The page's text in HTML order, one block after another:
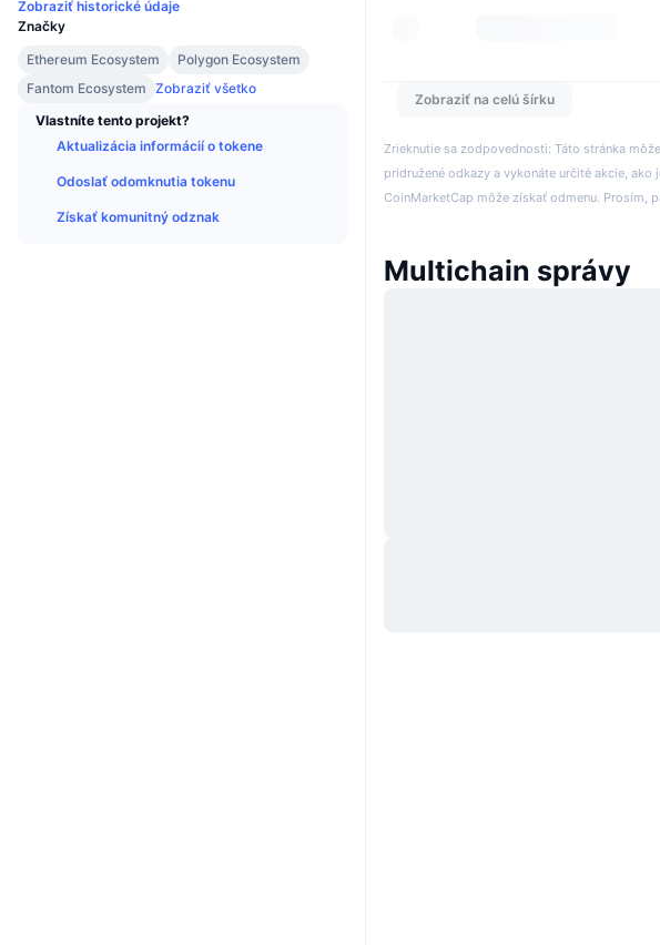
Zobraziť historické údaje
Značky
Ethereum Ecosystem
Polygon Ecosystem
Fantom Ecosystem Zobraziť všetko
Vlastníte tento projekt?
Aktualizácia informácií o tokene
Odoslať odomknutia tokenu
Získať komunitný odznak
Zobraziť na celú šírku
Zrieknutie sa zodpovednosti: Táto stránka
pridružené odkazy a vykonáte určité akcie,
CoinMarketCap môže získať odmenu. Prosím,
Multichain správy